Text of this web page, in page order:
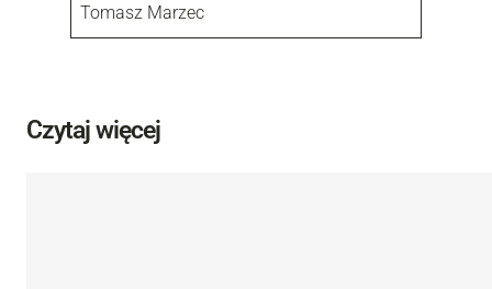
Tomasz Marzec
Czytaj więcej